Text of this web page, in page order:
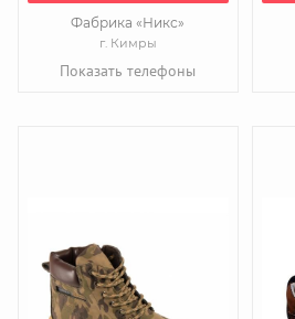
Фабрика «Никс»
г. Кимры
Показать телефоны